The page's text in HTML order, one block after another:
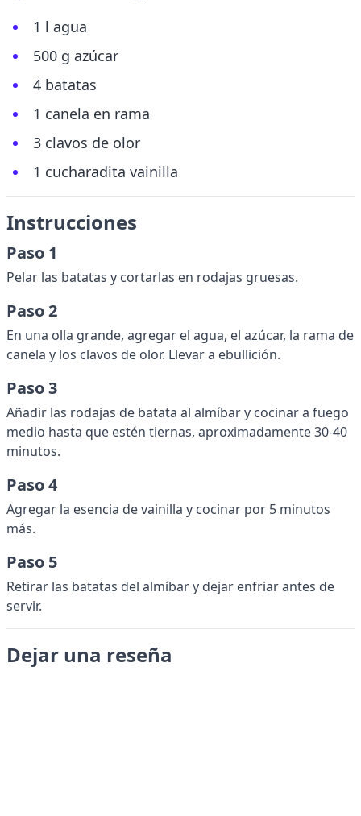
1 l agua
500 g azúcar
4 batatas
1 canela en rama
3 clavos de olor
1 cucharadita vainilla
Instrucciones
Paso 1
Pelar las batatas y cortarlas en rodajas gruesas.
Paso 2
En una olla grande, agregar el agua, el azúcar, la rama de
canela y los clavos de olor. Llevar a ebullición.
Paso 3
Añadir las rodajas de batata al almíbar y cocinar a fuego
medio hasta que estén tiernas, aproximadamente 30-40
minutos.
Paso 4
Agregar la esencia de vainilla y cocinar por 5 minutos
más.
Paso 5
Retirar las batatas del almíbar y dejar enfriar antes de
servir.
Dejar una reseña